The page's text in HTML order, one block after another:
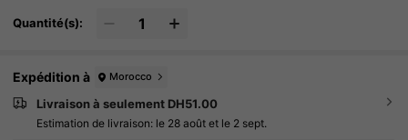
Quantité(s):
Expédition à Morocco
Livraison à seulement DH51.00
Estimation de livraison: le 28 août et le 2 sept.